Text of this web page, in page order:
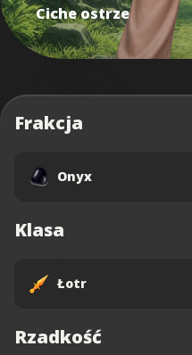
Ciche ostrze
Frakcja
Onyx
Klasa
Łotr
Rzadkość